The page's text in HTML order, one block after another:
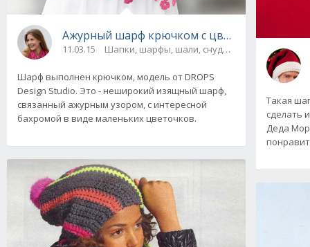
Ажурный шарф крючком с цветочной
11.03.15 Шапки, шарфы, шали, снуды и палантины
Шарф выполнен крючком, модель от DROPS
Design Studio. Это - неширокий изящный шарф,
связанный ажурным узором, с интересной
бахромой в виде маленьких цветочков.
Такая
сделать
Деда